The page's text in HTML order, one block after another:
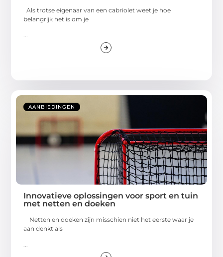
Als trotse eigenaar van een cabriolet weet je hoe
belangrijk het is om je
...
AANBIEDINGEN
Innovatieve oplossingen voor sport en tuin
met netten en doeken
Netten en doeken zijn misschien niet het eerste waar je
aan denkt als